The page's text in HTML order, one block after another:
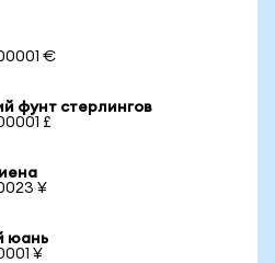
€
фунт стерлингов
£
¥
юань
¥